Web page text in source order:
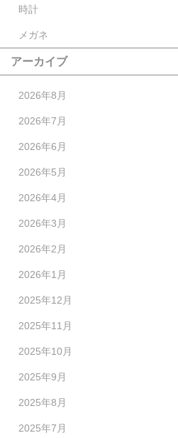
時計
メガネ
アーカイブ
2026年8月
2026年7月
2026年6月
2026年5月
2026年4月
2026年3月
2026年2月
2026年1月
2025年12月
2025年11月
2025年10月
2025年9月
2025年8月
2025年7月